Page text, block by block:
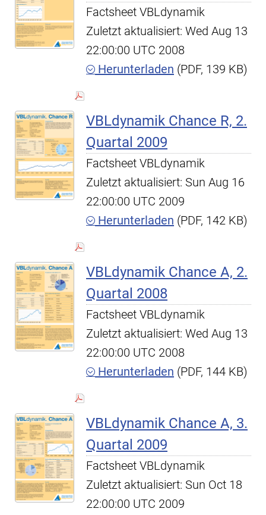
Factsheet VBLdynamik
Zuletzt aktualisiert: Wed Aug 13
22:00:00 UTC 2008
Herunterladen (PDF, 139 KB)
VBLdynamik Chance R, 2.
Quartal 2009
Factsheet VBLdynamik
Zuletzt aktualisiert: Sun Aug 16
22:00:00 UTC 2009
Herunterladen (PDF, 142 KB)
VBLdynamik Chance A, 2.
Quartal 2008
Factsheet VBLdynamik
Zuletzt aktualisiert: Wed Aug 13
22:00:00 UTC 2008
Herunterladen (PDF, 144 KB)
VBLdynamik Chance A, 3.
Quartal 2009
Factsheet VBLdynamik
Zuletzt aktualisiert: Sun Oct 18
22:00:00 UTC 2009